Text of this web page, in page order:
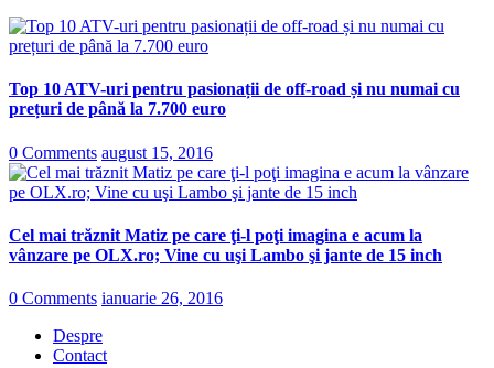
Top 10 ATV-uri pentru pasionații de off-road și nu numai cu
prețuri de până la 7.700 euro
0 Comments august 15, 2016
Cel mai trăznit Matiz pe care ţi-l poţi imagina e acum la
vânzare pe OLX.ro; Vine cu uşi Lambo şi jante de 15 inch
0 Comments ianuarie 26, 2016
Despre
Contact